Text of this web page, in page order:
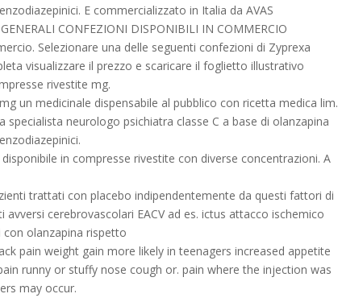
E commercializzato in Italia da AVAS
CONFEZIONI DISPONIBILI IN COMMERCIO
Selezionare una delle seguenti confezioni di Zyprexa
visualizzare il prezzo e scaricare il foglietto illustrativo
rivestite mg.
un medicinale dispensabile al pubblico con ricetta medica lim.
neurologo psichiatra classe C a base di olanzapina
in compresse rivestite con diverse concentrazioni. A
trattati con placebo indipendentemente da questi fattori di
cerebrovascolari EACV ad es. ictus attacco ischemico
olanzapina rispetto
pain weight gain more likely in teenagers increased appetite
runny or stuffy nose cough or. pain where the injection was
may occur.